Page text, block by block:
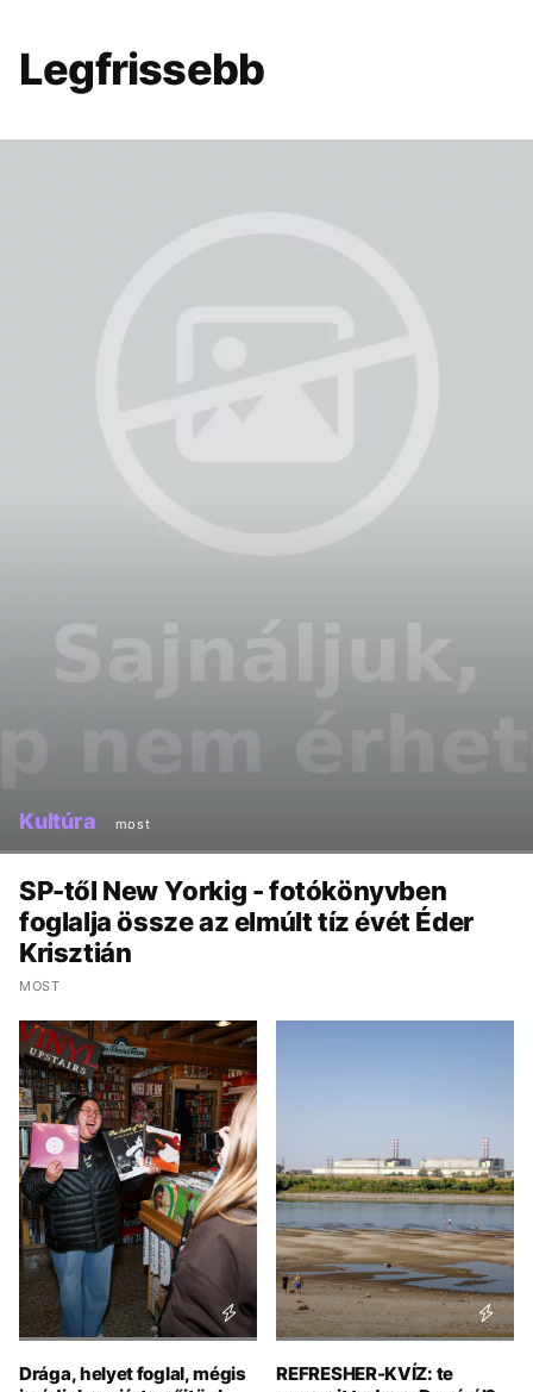
Legfrissebb
Kultúra most
SP-től New Yorkig - fotókönyvben
foglalja össze az elmúlt tíz évét Éder
Krisztián
MOST
Drága, helyet foglal, mégis
REFRESHER-KVÍZ: te